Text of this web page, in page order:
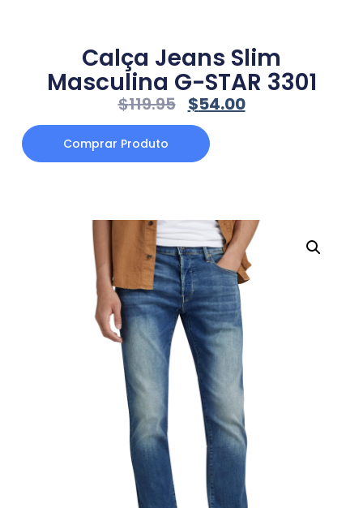
Calça Jeans Slim
Masculina G-STAR 3301
$119.95 $54.00
Comprar Produto